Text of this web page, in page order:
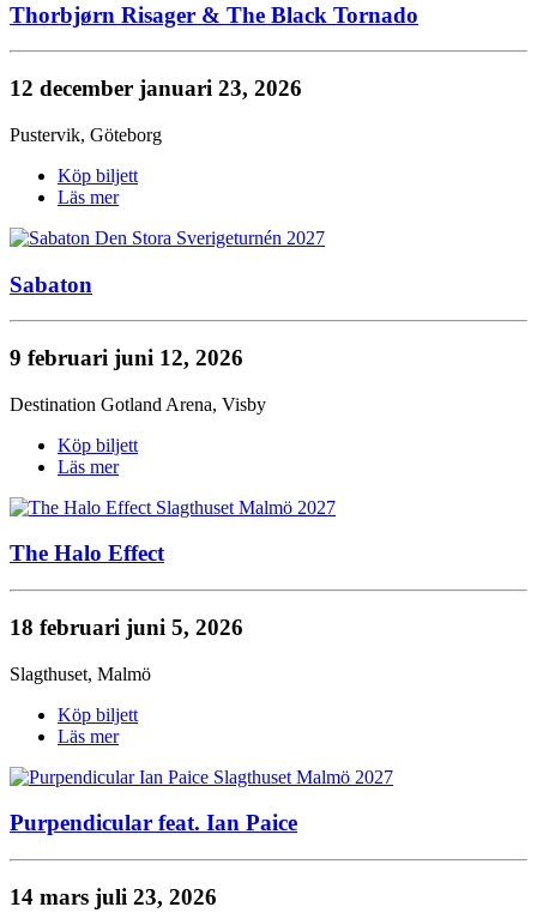
Thorbjørn Risager & The Black Tornado
12 december januari 23, 2026
Pustervik, Göteborg
Köp biljett
Läs mer
Sabaton
9 februari juni 12, 2026
Destination Gotland Arena, Visby
Köp biljett
Läs mer
The Halo Effect
18 februari juni 5, 2026
Slagthuset, Malmö
Köp biljett
Läs mer
Purpendicular feat. Ian Paice
14 mars juli 23, 2026